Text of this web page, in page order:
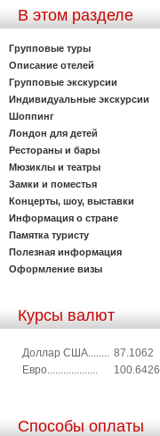
В этом разделе
Групповые туры
Описание отелей
Групповые экскурсии
Индивидуальные экскурсии
Шоппинг
Лондон для детей
Рестораны и бары
Мюзиклы и театры
Замки и поместья
Концерты, шоу, выставки
Информация о стране
Памятка туристу
Полезная информация
Оформление визы
Курсы валют
Доллар США........ 87.1062
Евро...................
100.6426
Способы оплаты